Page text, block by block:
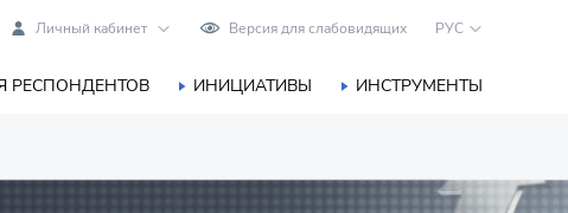
Личный кабинет Версия для слабовидящих РУС
РЕСПОНДЕНТОВ ИНИЦИАТИВЫ ИНСТРУМЕНТЫ